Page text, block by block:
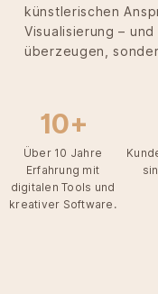
künstlerischen
Visualisierung –
überzeugen,
10+
Über 10 Jahre
Erfahrung mit
digitalen Tools und
kreativer Software.